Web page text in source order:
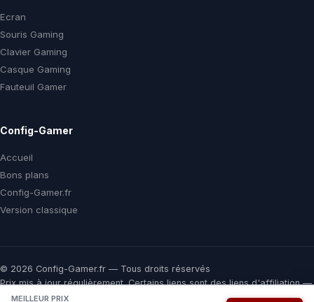
MEILLEUR PRIX
Ecran
Souris Gaming
Clavier Gaming
Casque Gaming
Fauteuil Gamer
Config-Gamer
Accueil
Bons plans
Config-Gamer.fr
Version classique
© 2026 Config-Gamer.fr — Tous droits réservés
Prix mis à jour régulièrement. Certains liens sont des liens d'affiliation —
vous payez le même prix chez le marchand, une commission nous aide